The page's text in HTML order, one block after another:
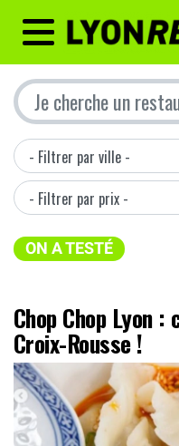
MENU
ON A TESTÉ
Chop Chop Lyon
Croix-Rousse !